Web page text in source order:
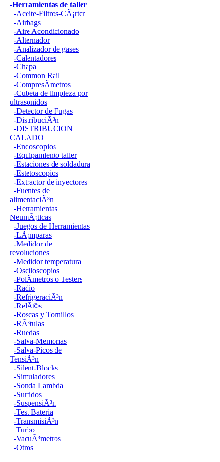
-Herramientas de taller
-Aceite-Filtros-CÃ¡rter
-Airbags
-Aire Acondicionado
-Alternador
-Analizador de gases
-Calentadores
-Chapa
-Common Rail
-CompresÃ­metros
-Cubeta de limpieza por
ultrasonidos
-Detector de Fugas
-DistribuciÃ³n
-DISTRIBUCION
CALADO
-Endoscopios
-Equipamiento taller
-Estaciones de soldadura
-Estetoscopios
-Extractor de inyectores
-Fuentes de
alimentaciÃ³n
-Herramientas
NeumÃ¡ticas
-Juegos de Herramientas
-LÃ¡mparas
-Medidor de
revoluciones
-Medidor temperatura
-Osciloscopios
-PolÃ­metros o Testers
-Radio
-RefrigeraciÃ³n
-RelÃ©s
-Roscas y Tornillos
-RÃ³tulas
-Ruedas
-Salva-Memorias
-Salva-Picos de
TensiÃ³n
-Silent-Blocks
-Simuladores
-Sonda Lambda
-Surtidos
-SuspensiÃ³n
-Test Bateria
-TransmisiÃ³n
-Turbo
-VacuÃ³metros
-Otros